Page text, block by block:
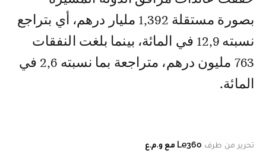
بصورة مستقلة 1,392 مليار درهم، أي بتراجع
نسبته 12,9 في المائة، بينما بلغت النفقات
763 مليون درهم، متراجعة بما نسبته 2,6 في
المائة.
تحرير من طرف Le360 مع و.م.ع